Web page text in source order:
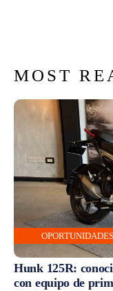
MOST
OPORTUNIDADES
Hunk 125R:
con equipo de